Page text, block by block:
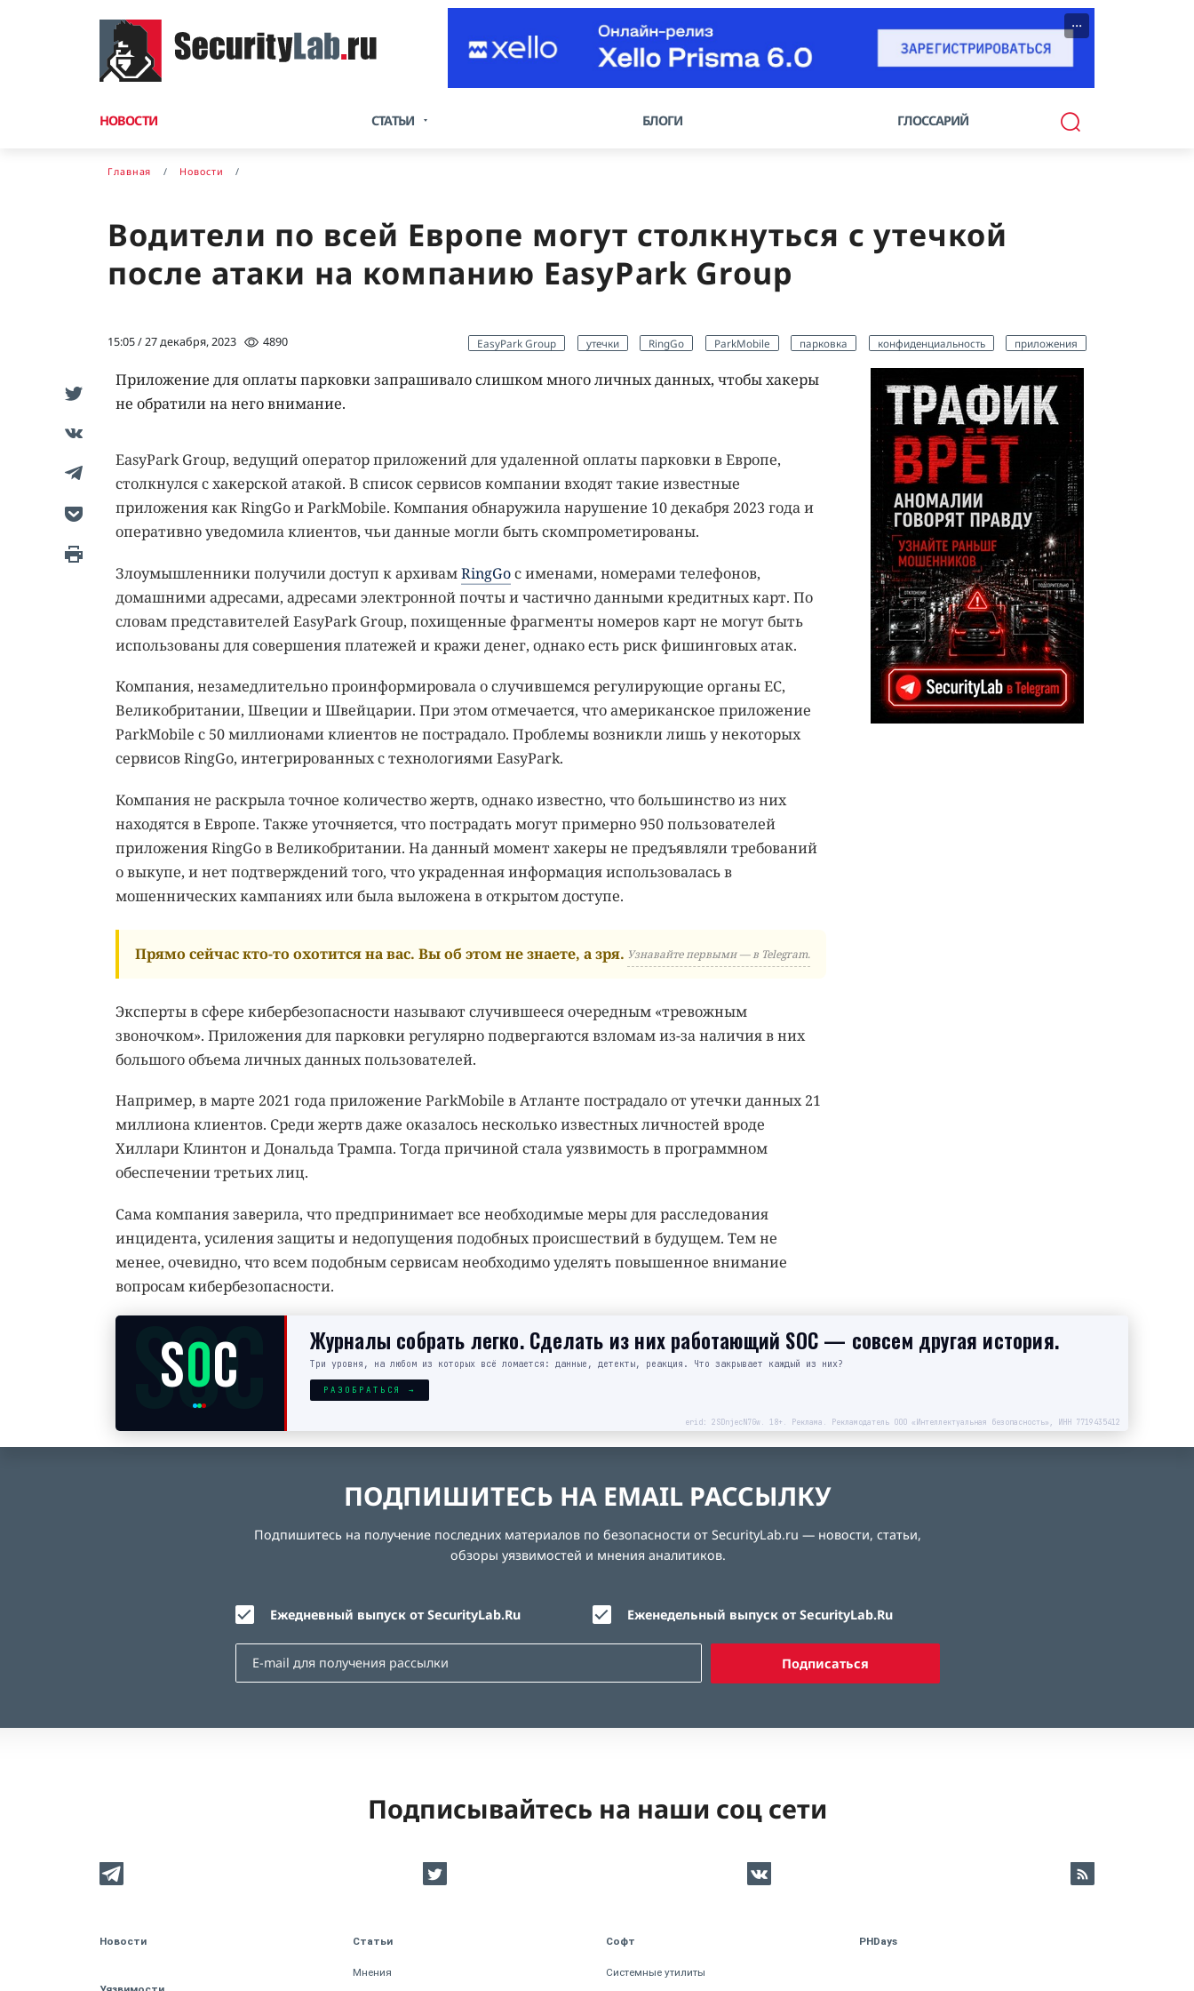
···
НОВОСТИ СТАТЬИ БЛОГИ ГЛОССАРИЙ
Главная Новости
Водители по всей Европе могут столкнуться с утечкой
после атаки на компанию EasyPark Group
15:05 / 27 декабря, 2023 4890 EasyPark Group утечки RingGo ParkMobile парковка конфиденциальность приложения
Приложение для оплаты парковки запрашивало слишком много личных данных, чтобы хакеры
не обратили на него внимание.
EasyPark Group, ведущий оператор приложений для удаленной оплаты парковки в Европе,
столкнулся с хакерской атакой. В список сервисов компании входят такие известные
приложения как RingGo и ParkMobile. Компания обнаружила нарушение 10 декабря 2023 года и
оперативно уведомила клиентов, чьи данные могли быть скомпрометированы.
Злоумышленники получили доступ к архивамRingGoс именами, номерами телефонов,
домашними адресами, адресами электронной почты и частично данными кредитных карт. По
словам представителей EasyPark Group, похищенные фрагменты номеров карт не могут быть
использованы для совершения платежей и кражи денег, однако есть риск фишинговых атак.
Компания, незамедлительно проинформировала о случившемся регулирующие органы ЕС,
Великобритании, Швеции и Швейцарии. При этом отмечается, что американское приложение
ParkMobile с 50 миллионами клиентов не пострадало. Проблемы возникли лишь у некоторых
сервисов RingGo, интегрированных с технологиями EasyPark.
Компания не раскрыла точное количество жертв, однако известно, что большинство из них
находятся в Европе. Также уточняется, что пострадать могут примерно 950 пользователей
приложения RingGo в Великобритании. На данный момент хакеры не предъявляли требований
о выкупе, и нет подтверждений того, что украденная информация использовалась в
мошеннических кампаниях или была выложена в открытом доступе.
Прямо сейчас кто-то охотится на вас. Вы об этом не знаете, а зря. Узнавайте первыми — в Telegram.
Эксперты в сфере кибербезопасности называют случившееся очередным «тревожным
звоночком». Приложения для парковки регулярно подвергаются взломам из-за наличия в них
большого объема личных данных пользователей.
Например, в марте 2021 года приложение ParkMobile в Атланте пострадало от утечки данных 21
миллиона клиентов. Среди жертв даже оказалось несколько известных личностей вроде
Хиллари Клинтон и Дональда Трампа. Тогда причиной стала уязвимость в программном
обеспечении третьих лиц.
Сама компания заверила, что предпринимает все необходимые меры для расследования
инцидента, усиления защиты и недопущения подобных происшествий в будущем. Тем не
менее, очевидно, что всем подобным сервисам необходимо уделять повышенное внимание
вопросам кибербезопасности.
SOC
SOC Журналы собрать легко. Сделать из них работающий SOC — совсем другая история.
Три уровня, на любом из которых всё ломается: данные, детекты, реакция. Что закрывает каждый из них?
РАЗОБРАТЬСЯ →
erid: 2SDnjecN7Gw. 18+. Реклама. Рекламодатель ООО «Интеллектуальная безопасность», ИНН 7719435412
ПОДПИШИТЕСЬ НА EMAIL РАССЫЛКУ
Подпишитесь на получение последних материалов по безопасности от SecurityLab.ru — новости, статьи,
обзоры уязвимостей и мнения аналитиков.
Ежедневный выпуск от SecurityLab.Ru Еженедельный выпуск от SecurityLab.Ru
Подписаться
Подписывайтесь на наши соц сети
Новости Статьи
Мнения
Софт
Системные утилиты
PHDays